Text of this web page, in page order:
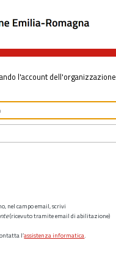
l'account dell'organizzazione
nel campo email, scrivi
(ricevuto tramite email di abilitazione)
l’assistenza informatica.